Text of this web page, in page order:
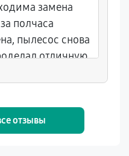
замена
полчаса
пылесос снова
отличную
отзывы